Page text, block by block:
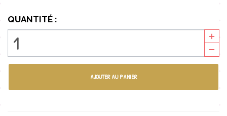
QUANTITÉ :
AJOUTER AU PANIER